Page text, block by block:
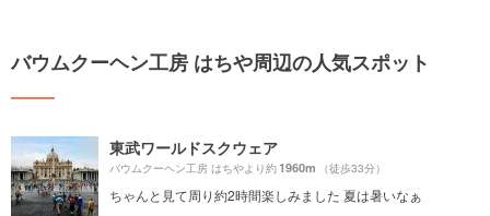
バウムクーヘン工房 はちや周辺の人気スポット
東武ワールドスクウェア
バウムクーヘン工房 はちやより約1960m （徒歩33分）
ちゃんと見て周り約2時間楽しみました 夏は暑いなぁ